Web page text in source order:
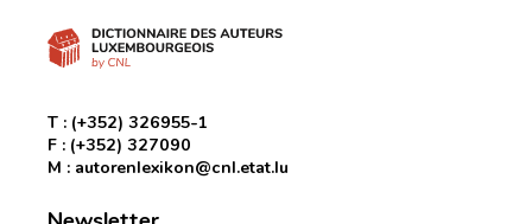
T : (+352) 326955-1
F : (+352) 327090
M : autorenlexikon@cnl.etat.lu